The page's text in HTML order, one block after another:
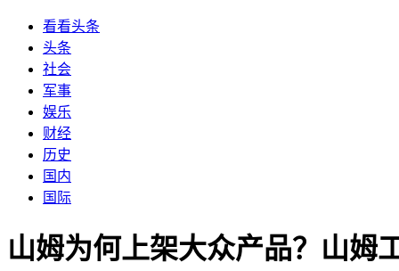
看看头条
头条
社会
军事
娱乐
财经
历史
国内
国际
山姆为何上架大众产品？山姆